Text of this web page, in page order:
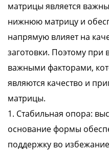
матрицы является
нижнюю матрицу и
напрямую влияет на
заготовки. Поэтому при
важными факторами,
являются качество и
матрицы.
1. Стабильная опора:
основание формы
поддержку во